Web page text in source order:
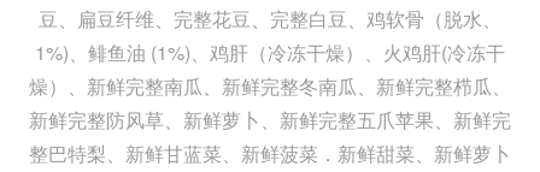
豆、扁豆纤维、完整花豆、完整白豆、鸡软骨（脱水、
1%)、鲱鱼油 (1%)、鸡肝（冷冻干燥）、火鸡肝(冷冻干
燥）、新鲜完整南瓜、新鲜完整冬南瓜、新鲜完整栉瓜、
新鲜完整防风草、新鲜萝卜、新鲜完整五爪苹果、新鲜完
整巴特梨、新鲜甘蓝菜、新鲜菠菜．新鲜甜菜、新鲜萝卜